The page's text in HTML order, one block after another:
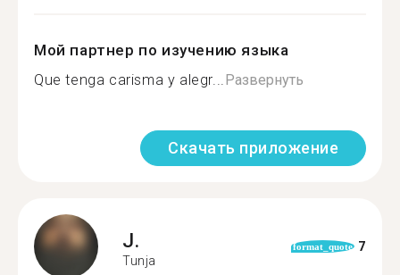
Мой партнер по изучению языка
Que tenga carisma y alegr...Развернуть
Скачать приложение
J.
Tunja
format_quote 7